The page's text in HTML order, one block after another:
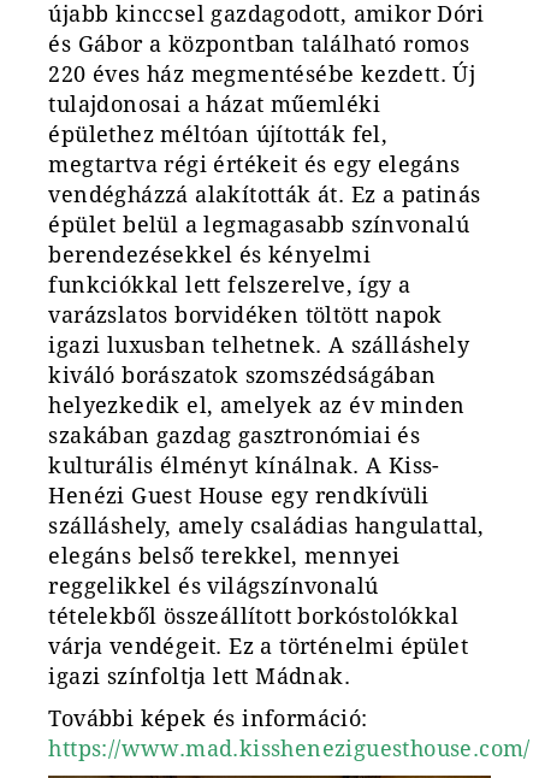
újabb kinccsel gazdagodott, amikor Dóri
és Gábor a központban található romos
220 éves ház megmentésébe kezdett. Új
tulajdonosai a házat műemléki
épülethez méltóan újították fel,
megtartva régi értékeit és egy elegáns
vendégházzá alakították át. Ez a patinás
épület belül a legmagasabb színvonalú
berendezésekkel és kényelmi
funkciókkal lett felszerelve, így a
varázslatos borvidéken töltött napok
igazi luxusban telhetnek. A szálláshely
kiváló borászatok szomszédságában
helyezkedik el, amelyek az év minden
szakában gazdag gasztronómiai és
kulturális élményt kínálnak. A Kiss-
Henézi Guest House egy rendkívüli
szálláshely, amely családias hangulattal,
elegáns belső terekkel, mennyei
reggelikkel és világszínvonalú
tételekből összeállított borkóstolókkal
várja vendégeit. Ez a történelmi épület
igazi színfoltja lett Mádnak.
További képek és információ:
https://www.mad.kissheneziguesthouse.com/